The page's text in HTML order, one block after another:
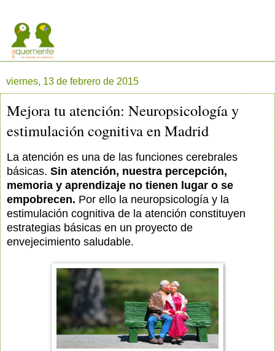
viernes, 13 de febrero de 2015
Mejora tu atención: Neuropsicología y
estimulación cognitiva en Madrid
La atención es una de las funciones cerebrales
básicas. Sin atención, nuestra percepción,
memoria y aprendizaje no tienen lugar o se
empobrecen. Por ello la neuropsicología y la
estimulación cognitiva de la atención constituyen
estrategias básicas en un proyecto de
envejecimiento saludable.